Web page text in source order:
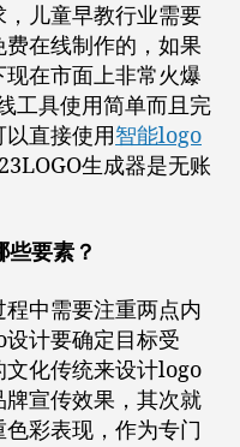
儿童早教行业需要
在线制作的，如果
在市面上非常火爆
工具使用简单而且完
直接使用智能logo
生成器是无账
要素？
中需要注重两点内
计要确定目标受
化传统来设计logo
宣传效果，其次就
彩表现，作为专门